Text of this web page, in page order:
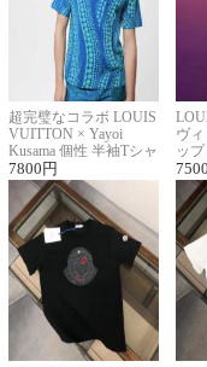
超完璧なコラボ LOUIS
VUITTON × Yayoi
Kusama 個性 半袖Tシャ
ツコピー男女兼用
7800 円
ヴ
ッ
ンニ
7500